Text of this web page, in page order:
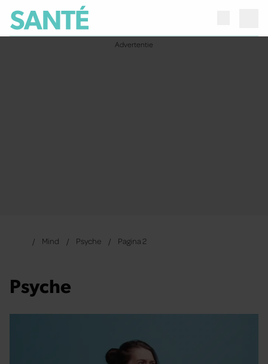
Mind Psyche Pagina 2
Psyche